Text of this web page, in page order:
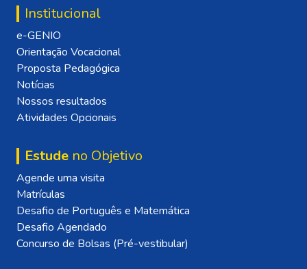
Institucional
e-GENIO
Orientação Vocacional
Proposta Pedagógica
Notícias
Nossos resultados
Atividades Opcionais
Estude no Objetivo
Agende uma visita
Matrículas
Desafio de Português e Matemática
Desafio Agendado
Concurso de Bolsas (Pré-vestibular)